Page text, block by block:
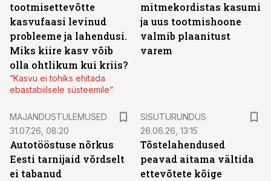
tootmisettevõtte
kasvufaasi levinud
probleeme ja lahendusi.
Miks kiire kasv võib
olla ohtlikum kui kriis?
“Kasvu ei tohiks ehitada
ebastabiilsele süsteemile”
mitmekordistas kasumi
ja uus tootmishoone
valmib plaanitust
varem
MAJANDUSTULEMUSED
31.07.26, 08:20
Autotööstuse nõrkus
Eesti tarnijaid võrdselt
ei tabanud
SISUTURUNDUS
26.06.26, 13:15
Tõstelahendused
peavad aitama vältida
ettevõtete kõige